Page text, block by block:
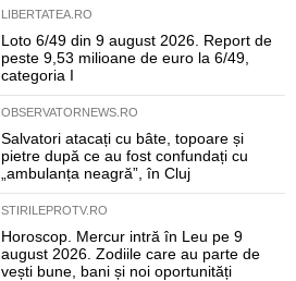
LIBERTATEA.RO
Loto 6/49 din 9 august 2026. Report de
peste 9,53 milioane de euro la 6/49,
categoria I
OBSERVATORNEWS.RO
Salvatori atacați cu bâte, topoare și
pietre după ce au fost confundați cu
„ambulanța neagră”, în Cluj
STIRILEPROTV.RO
Horoscop. Mercur intră în Leu pe 9
august 2026. Zodiile care au parte de
vești bune, bani și noi oportunități